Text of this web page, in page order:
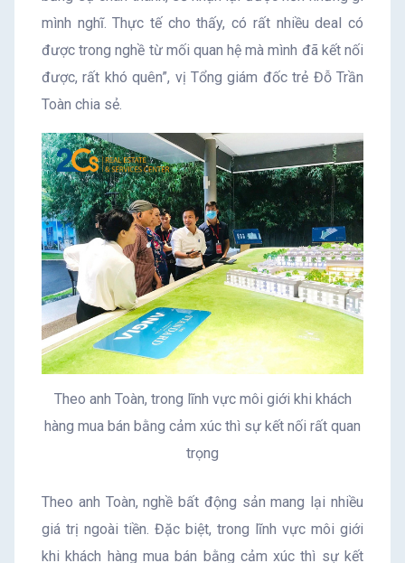
mình nghĩ. Thực tế cho thấy, có rất nhiều deal có
được trong nghề từ mối quan hệ mà mình đã kết nối
được, rất khó quên”, vị Tổng giám đốc trẻ Đỗ Trần
Toàn chia sẻ.
Theo anh Toàn, trong lĩnh vực môi giới khi khách
hàng mua bán bằng cảm xúc thì sự kết nối rất quan
trọng
Theo anh Toàn, nghề bất động sản mang lại nhiều
giá trị ngoài tiền. Đặc biệt, trong lĩnh vực môi giới
khi khách hàng mua bán bằng cảm xúc thì sự kết